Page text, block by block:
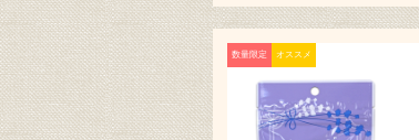
数量限定 オススメ